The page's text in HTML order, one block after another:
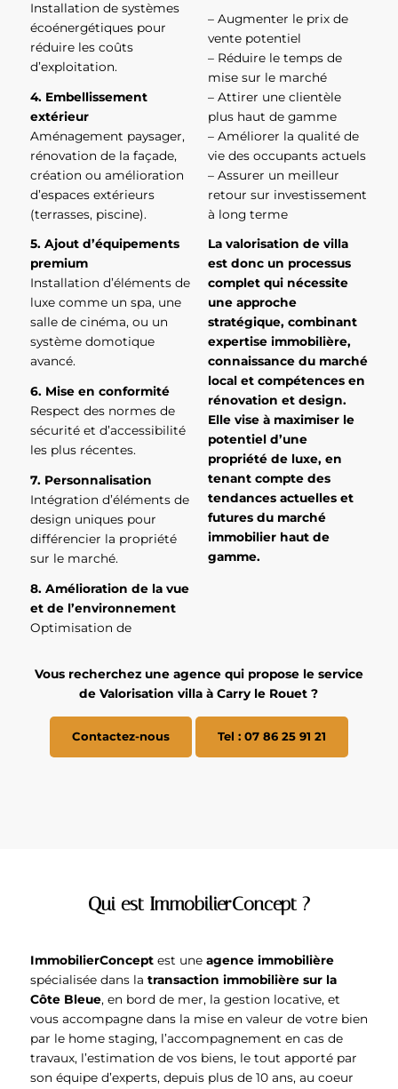
Installation de systèmes
écoénergétiques pour
réduire les coûts
d’exploitation.
4. Embellissement
extérieur
Aménagement paysager,
rénovation de la façade,
création ou amélioration
d’espaces extérieurs
(terrasses, piscine).
5. Ajout d’équipements
premium
Installation d’éléments de
luxe comme un spa, une
salle de cinéma, ou un
système domotique
avancé.
6. Mise en conformité
Respect des normes de
sécurité et d’accessibilité
les plus récentes.
7. Personnalisation
Intégration d’éléments de
design uniques pour
différencier la propriété
sur le marché.
8. Amélioration de la vue
et de l’environnement
Optimisation de
– Augmenter le prix de
vente potentiel
– Réduire le temps de
mise sur le marché
– Attirer une clientèle
plus haut de gamme
– Améliorer la qualité de
vie des occupants actuels
– Assurer un meilleur
retour sur investissement
à long terme
La valorisation de villa
est donc un processus
complet qui nécessite
une approche
stratégique, combinant
expertise immobilière,
connaissance du marché
local et compétences en
rénovation et design.
Elle vise à maximiser le
potentiel d’une
propriété de luxe, en
tenant compte des
tendances actuelles et
futures du marché
immobilier haut de
gamme.
Vous recherchez une agence qui propose le service
de Valorisation villa à Carry le Rouet ?
Contactez-nous Tel : 07 86 25 91 21
Qui est ImmobilierConcept ?
ImmobilierConceptest une agence immobilière
spécialisée dans la transaction immobilière sur la
Côte Bleue, en bord de mer, la gestion locative, et
vous accompagne dans la mise en valeur de votre bien
par le home staging, l’accompagnement en cas de
travaux, l’estimation de vos biens, le tout apporté par
son équipe d’experts, depuis plus de 10 ans, au coeur